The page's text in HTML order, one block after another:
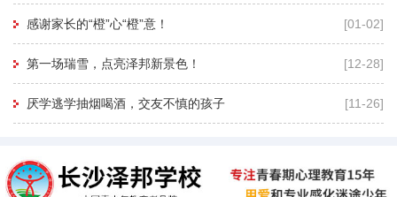
感谢家长的“橙”心“橙”意！ [01-02]
第一场瑞雪，点亮泽邦新景色！ [12-28]
厌学逃学抽烟喝酒，交友不慎的孩子 [11-26]